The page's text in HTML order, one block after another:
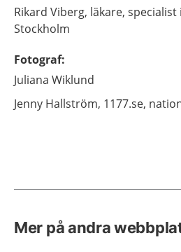
Rikard Viberg, läkare,
Stockholm
Fotograf:
Juliana Wiklund
Jenny Hallström, 1177.se,
Mer på andra